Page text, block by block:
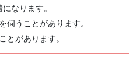
なります。
うことがあります。
があります。